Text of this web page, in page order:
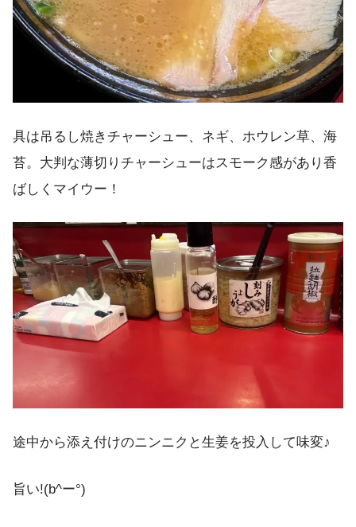
具は吊るし焼きチャーシュー、ネギ、ホウレン草、海
苔。大判な薄切りチャーシューはスモーク感があり香
ばしくマイウー！
途中から添え付けのニンニクと生姜を投入して味変♪
旨い!(b^ー°)